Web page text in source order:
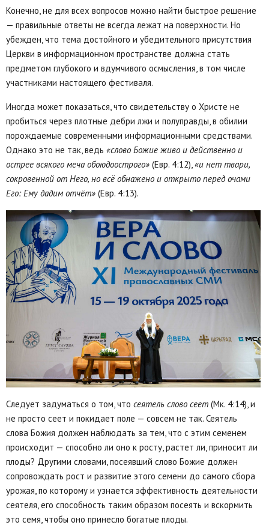
Конечно, не для всех вопросов можно найти быстрое решение
— правильные ответы не всегда лежат на поверхности. Но
убежден, что тема достойного и убедительного присутствия
Церкви в информационном пространстве должна стать
предметом глубокого и вдумчивого осмысления, в том числе
участниками настоящего фестиваля.
Иногда может показаться, что свидетельству о Христе не
пробиться через плотные дебри лжи и полуправды, в обилии
порождаемые современными информационными средствами.
Однако это не так, ведь «слово Божие живо и действенно и
острее всякого меча обоюдоострого» (Евр. 4:12),«и нет твари,
сокровенной от Него, но всё обнажено и открыто перед очами
Его: Ему дадим отчёт» (Евр. 4:13).
Следует задуматься о том, что сеятель слово сеет (Мк. 4:14), и
не просто сеет и покидает поле — совсем не так. Сеятель
слова Божия должен наблюдать за тем, что с этим семенем
происходит — способно ли оно к росту, растет ли, приносит ли
плоды? Другими словами, посеявший слово Божие должен
сопровождать рост и развитие этого семени до самого сбора
урожая, по которому и узнается эффективность деятельности
сеятеля, его способность таким образом посеять и вскормить
это семя, чтобы оно принесло богатые плоды.